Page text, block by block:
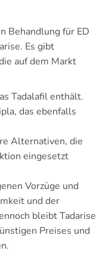
Behandlung für ED
Es gibt
auf dem Markt
Tadalafil enthält.
das ebenfalls
Alternativen, die
eingesetzt
Vorzüge und
und der
bleibt Tadarise
Preises und